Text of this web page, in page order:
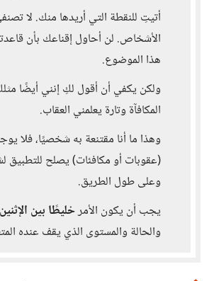
أتيتِ للنقطة التي أريدها منك. لا
الأشخاص. لن أحاول إقناعك بأن
هذا الموضوع.
ولكن يكفي أن أقول لكِ إنني أيضًا
المكافآة وتارة يعلمني العقاب.
وهذا ما أنا مقتنعة به شخصيًا، فلا
(عقوبات أو مكافئات) يصلح
وعلى طول الطريق.
يجب أن يكون الأمرخليطًا بين الإثنين
والحالة والمستوى الذي يقف عنده